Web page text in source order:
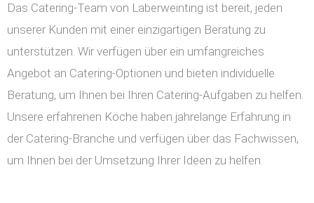
Das Catering-Team von Laberweinting ist bereit, jeden
unserer Kunden mit einer einzigartigen Beratung zu
unterstützen. Wir verfügen über ein umfangreiches
Angebot an Catering-Optionen und bieten individuelle
Beratung, um Ihnen bei Ihren Catering-Aufgaben zu helfen.
Unsere erfahrenen Köche haben jahrelange Erfahrung in
der Catering-Branche und verfügen über das Fachwissen,
um Ihnen bei der Umsetzung Ihrer Ideen zu helfen.